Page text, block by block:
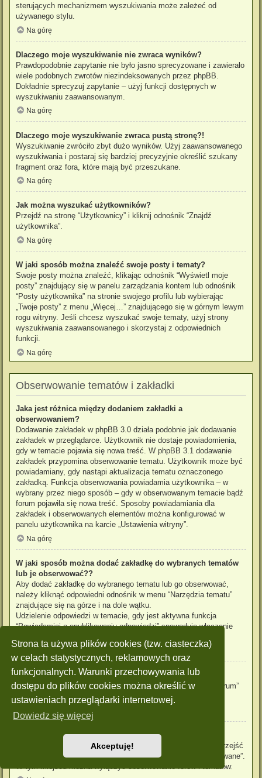
Strona ta używa plików cookies (tzw. ciasteczka)
w celach statystycznych, reklamowych oraz
funkcjonalnych. Warunki przechowywania lub
dostępu do plików cookies można określić w
ustawieniach przeglądarki internetowej.
Dowiedz się więcej
Akceptuję!
sterujących mechanizmem wyszukiwania może zależeć od
używanego stylu.
Na górę
Dlaczego moje wyszukiwanie nie zwraca wyników?
Prawdopodobnie zapytanie nie było jasno sprecyzowane i zawierało
wiele podobnych zwrotów niezindeksowanych przez phpBB.
Dokładnie sprecyzuj zapytanie – użyj funkcji dostępnych w
wyszukiwaniu zaawansowanym.
Na górę
Dlaczego moje wyszukiwanie zwraca pustą stronę?!
Wyszukiwanie zwróciło zbyt dużo wyników. Użyj zaawansowanego
wyszukiwania i postaraj się bardziej precyzyjnie określić szukany
fragment oraz fora, które mają być przeszukane.
Na górę
Jak można wyszukać użytkowników?
Przejdź na stronę “Użytkownicy” i kliknij odnośnik “Znajdź
użytkownika”.
Na górę
W jaki sposób można znaleźć swoje posty i tematy?
Swoje posty można znaleźć, klikając odnośnik “Wyświetl moje
posty” znajdujący się w panelu zarządzania kontem lub odnośnik
“Posty użytkownika” na stronie swojego profilu lub wybierając
„Twoje posty” z menu „Więcej…” znajdującego się w górnym lewym
rogu witryny. Jeśli chcesz wyszukać swoje tematy, użyj strony
wyszukiwania zaawansowanego i skorzystaj z odpowiednich
funkcji.
Na górę
Obserwowanie tematów i zakładki
Jaka jest różnica między dodaniem zakładki a
obserwowaniem?
Dodawanie zakładek w phpBB 3.0 działa podobnie jak dodawanie
zakładek w przeglądarce. Użytkownik nie dostaje powiadomienia,
gdy w temacie pojawia się nowa treść. W phpBB 3.1 dodawanie
zakładek przypomina obserwowanie tematu. Użytkownik może być
powiadamiany, gdy nastąpi aktualizacja tematu oznaczonego
zakładką. Funkcja obserwowania powiadamia użytkownika – w
wybrany przez niego sposób – gdy w obserwowanym temacie bądź
forum pojawiła się nowa treść. Sposoby powiadamiania dla
zakładek i obserwowanych elementów można konfigurować w
panelu użytkownika na karcie „Ustawienia witryny”.
Na górę
W jaki sposób można dodać zakładkę do wybranych tematów
lub je obserwować??
Aby dodać zakładkę do wybranego tematu lub go obserwować,
należy kliknąć odpowiedni odnośnik w menu “Narzędzia tematu”
znajdujące się na górze i na dole wątku.
Udzielenie odpowiedzi w temacie, gdy jest aktywna funkcja
“Powiadamiaj o opublikowaniu odpowiedzi” spowoduje włączenie
Jak obserwować wybrane forum?
Aby obserwować wybrane forum, należy kliknąć „Obserwuj forum”
znajdujący się na dole strony.
Na górę
W jaki sposób usunąć obserwowanie forum, tematu?
Aby wyłączyć funkcję obserwowania forum, tematu, należy przejść
do panelu zarządzania kontem i następnie do karty “Obserwowane”.
W tym miejscu można wyłączyć obserwowanie forów i tematów.